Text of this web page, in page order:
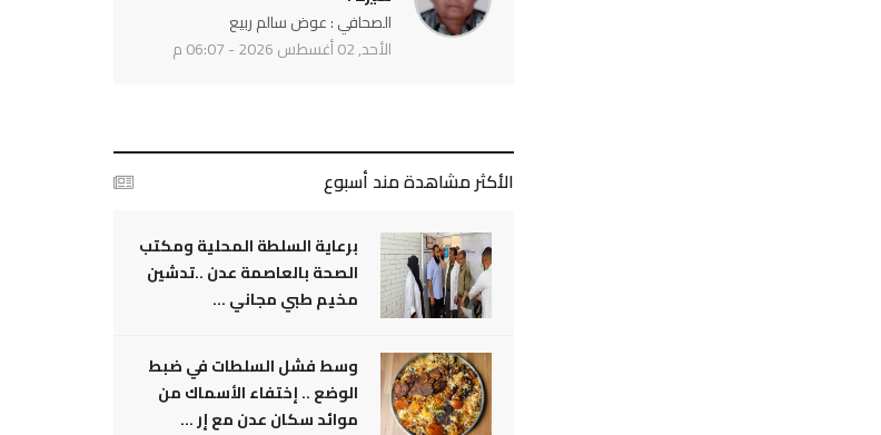
الصحافي : عوض سالم ربيع
الأحد, 02 أغسطس 2026 - 06:07 م
الأكثر مشاهدة مند أسبوع
برعاية السلطة المحلية ومكتب
الصحة بالعاصمة عدن ..تدشين
مخيم طبي مجاني ...
وسط فشل السلطات في ضبط
الوضع .. إختفاء الأسماك من
موائد سكان عدن مع إر ...